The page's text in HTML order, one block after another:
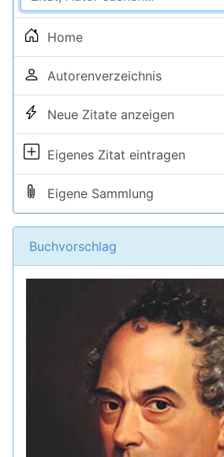
Home
Autorenverzeichnis
Neue Zitate anzeigen
Eigenes Zitat eintragen
Eigene Sammlung
Buchvorschlag